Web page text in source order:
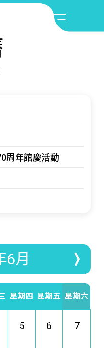
周年館慶活動
6月
星期四 星期五 星期六
5 6 7